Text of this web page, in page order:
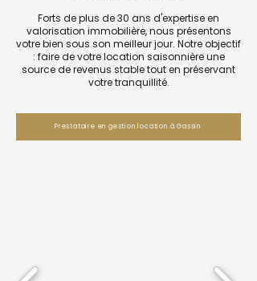
Forts de plus de 30 ans d'expertise en
valorisation immobilière, nous présentons
votre bien sous son meilleur jour. Notre objectif
: faire de votre location saisonnière une
source de revenus stable tout en préservant
votre tranquillité.
Prestataire en gestion location à Gassin